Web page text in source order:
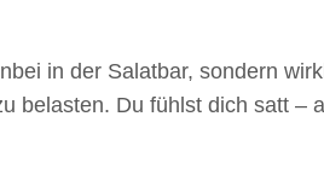
in der Salatbar, sondern
belasten. Du fühlst dich satt –